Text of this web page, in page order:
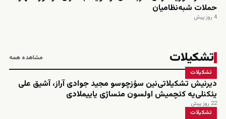
حملات شبه‌نظامیان
4 روز پیش
تشکیلات مشاهده همه
تشکیلات
دیرنیش تشکیلاتی‌نین سؤزچوسو مجید جوادی آراز، آشیق علی
یئکنلی‌یه کئچمیش اولسون مئساژی یاییملادی
22 روز پیش
تشکیلات